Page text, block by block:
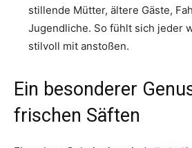
stillende Mütter, ältere Gäste,
Jugendliche. So fühlt sich jeder
stilvoll mit anstoßen.
Ein besonderer
frischen Säften